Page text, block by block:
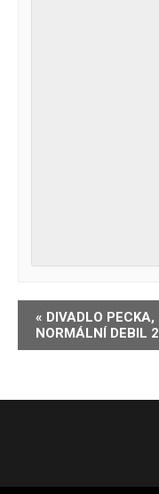
Navigace
pro
« DIVADLO PECKA,
NORMÁLNÍ DEBIL 2